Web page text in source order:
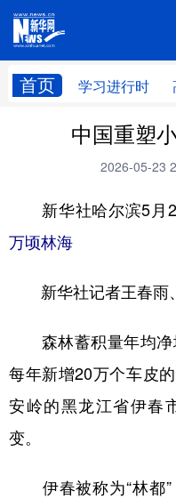
首页 学习进行时
学习进行时 高层
财经
台湾 思客智库
科技
文化 书画
中国重塑
2026-05-23
新华社哈尔滨5月
万顷林海
新华社记者王春雨
森林蓄积量年均净
每年新增20万个车皮
安岭的黑龙江省伊春
变。
伊春被称为“林都”